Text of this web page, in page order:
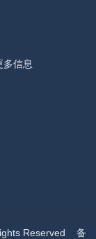
多信息
Reserved 备